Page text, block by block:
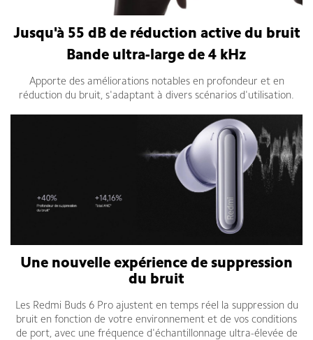
Jusqu'à 55 dB de réduction active du bruit
Bande ultra-large de 4 kHz
Apporte des améliorations notables en profondeur et en
réduction du bruit, s'adaptant à divers scénarios d'utilisation.
Une nouvelle expérience de suppression
du bruit
Les Redmi Buds 6 Pro ajustent en temps réel la suppression du
bruit en fonction de votre environnement et de vos conditions
de port, avec une fréquence d'échantillonnage ultra-élevée de